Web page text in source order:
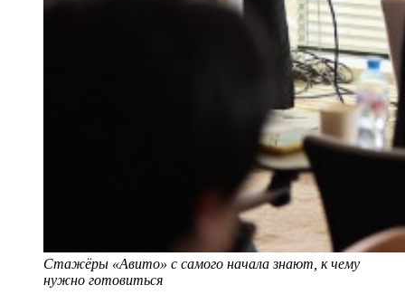
Стажёры «Авито» с самого начала знают, к чему
нужно готовиться